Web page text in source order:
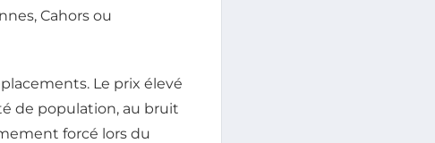
Cahors ou
Le prix élevé
de population, au bruit
forcé lors du